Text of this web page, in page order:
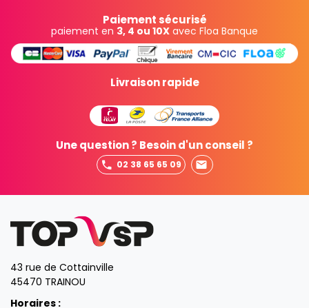
Paiement sécurisé
paiement en 3, 4 ou 10X avec Floa Banque
Livraison rapide
Une question ? Besoin d'un conseil ?
02 38 65 65 09
43 rue de Cottainville
45470 TRAINOU
Horaires :